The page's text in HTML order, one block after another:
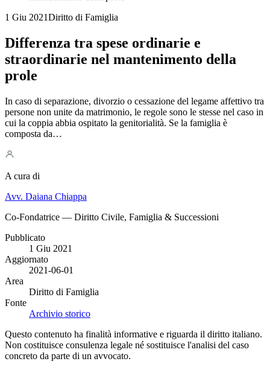
1 Giu 2021Diritto di Famiglia
Differenza tra spese ordinarie e
straordinarie nel mantenimento della
prole
In caso di separazione, divorzio o cessazione del legame affettivo tra
persone non unite da matrimonio, le regole sono le stesse nel caso in
cui la coppia abbia ospitato la genitorialità. Se la famiglia è
composta da…
A cura di
Avv. Daiana Chiappa
Co-Fondatrice — Diritto Civile, Famiglia & Successioni
Pubblicato
1 Giu 2021
Aggiornato
2021-06-01
Area
Diritto di Famiglia
Fonte
Archivio storico
Questo contenuto ha finalità informative e riguarda il diritto italiano.
Non costituisce consulenza legale né sostituisce l'analisi del caso
concreto da parte di un avvocato.